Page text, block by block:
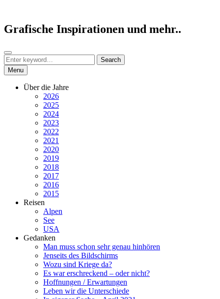
content
Grafische Inspirationen und mehr..
Search
Search
for:
Search
Menu
Über die Jahre
2026
2025
2024
2023
2022
2021
2020
2019
2018
2017
2016
2015
Reisen
Alpen
See
USA
Gedanken
Man muss schon sehr genau hinhören
Jenseits des Bildschirms
Wozu sind Kriege da?
Es war erschreckend – oder nicht?
Hoffnungen / Erwartungen
Leben wir die Unterschiede